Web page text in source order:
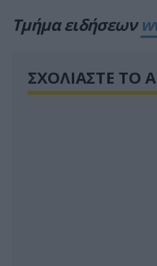
Τμήμα ειδήσεων
ΣΧΟΛΙΑΣΤΕ ΤΟ